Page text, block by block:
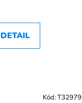
DETAIL
Kód:T32979